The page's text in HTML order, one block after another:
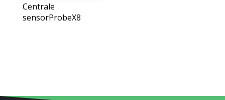
Centrale
sensorProbeX8